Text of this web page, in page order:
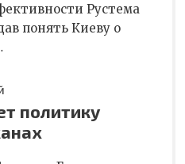
Рустема
понять Киеву о
политику